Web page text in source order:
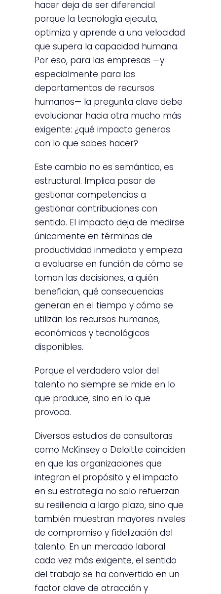
hacer deja de ser diferencial
porque la tecnología ejecuta,
optimiza y aprende a una velocidad
que supera la capacidad humana.
Por eso, para las empresas —y
especialmente para los
departamentos de recursos
humanos— la pregunta clave debe
evolucionar hacia otra mucho más
exigente: ¿qué impacto generas
con lo que sabes hacer?
Este cambio no es semántico, es
estructural. Implica pasar de
gestionar competencias a
gestionar contribuciones con
sentido. El impacto deja de medirse
únicamente en términos de
productividad inmediata y empieza
a evaluarse en función de cómo se
toman las decisiones, a quién
benefician, qué consecuencias
generan en el tiempo y cómo se
utilizan los recursos humanos,
económicos y tecnológicos
disponibles.
Porque el verdadero valor del
talento no siempre se mide en lo
que produce, sino en lo que
provoca.
Diversos estudios de consultoras
como McKinsey o Deloitte coinciden
en que las organizaciones que
integran el propósito y el impacto
en su estrategia no solo refuerzan
su resiliencia a largo plazo, sino que
también muestran mayores niveles
de compromiso y fidelización del
talento. En un mercado laboral
cada vez más exigente, el sentido
del trabajo se ha convertido en un
factor clave de atracción y